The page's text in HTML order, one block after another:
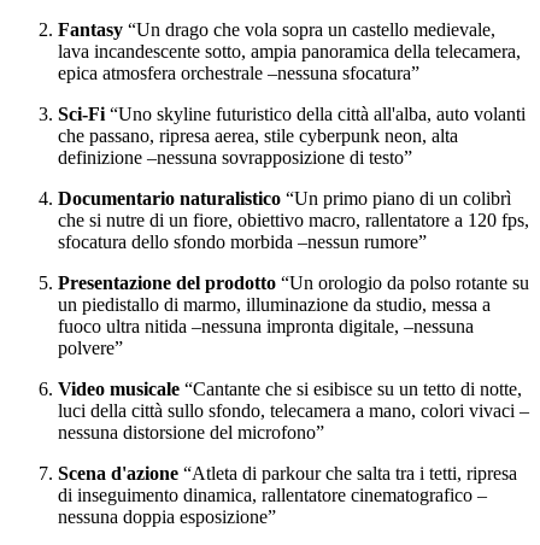
Fantasy “Un drago che vola sopra un castello medievale,
lava incandescente sotto, ampia panoramica della telecamera,
epica atmosfera orchestrale –nessuna sfocatura”
Sci-Fi “Uno skyline futuristico della città all'alba, auto volanti
che passano, ripresa aerea, stile cyberpunk neon, alta
definizione –nessuna sovrapposizione di testo”
Documentario naturalistico “Un primo piano di un colibrì
che si nutre di un fiore, obiettivo macro, rallentatore a 120 fps,
sfocatura dello sfondo morbida –nessun rumore”
Presentazione del prodotto “Un orologio da polso rotante su
un piedistallo di marmo, illuminazione da studio, messa a
fuoco ultra nitida –nessuna impronta digitale, –nessuna
polvere”
Video musicale “Cantante che si esibisce su un tetto di notte,
luci della città sullo sfondo, telecamera a mano, colori vivaci –
nessuna distorsione del microfono”
Scena d'azione “Atleta di parkour che salta tra i tetti, ripresa
di inseguimento dinamica, rallentatore cinematografico –
nessuna doppia esposizione”